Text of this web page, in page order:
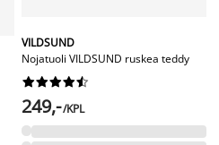
VILDSUND
Nojatuoli VILDSUND ruskea teddy






249,-/KPL